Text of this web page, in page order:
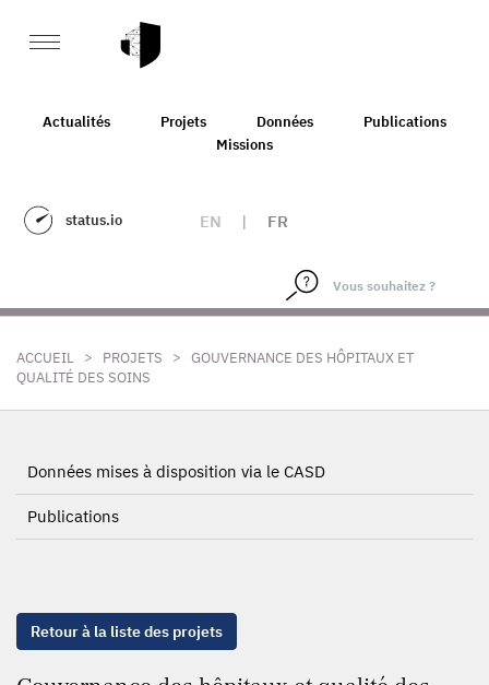
Actualités Projets Données
Publications
Missions
status.io EN | FR
ACCUEIL > PROJETS > GOUVERNANCE DES HÔPITAUX ET
QUALITÉ DES SOINS
Données mises à disposition via le CASD
Publications
Retour à la liste des projets